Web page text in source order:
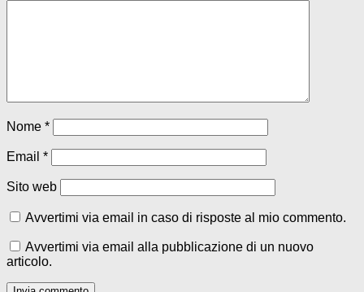
Nome *
Email *
Sito web
Avvertimi via email in caso di risposte al mio commento.
Avvertimi via email alla pubblicazione di un nuovo
articolo.